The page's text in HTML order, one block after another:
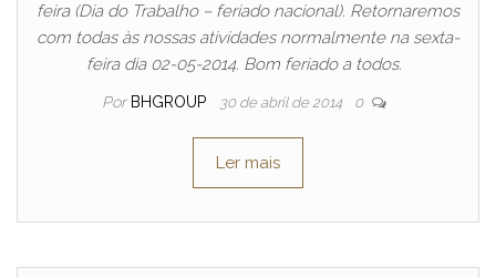
feira (Dia do Trabalho – feriado nacional). Retornaremos
com todas às nossas atividades normalmente na sexta-
feira dia 02-05-2014. Bom feriado a todos.
Por BHGROUP 30 de abril de 2014 0
Ler mais